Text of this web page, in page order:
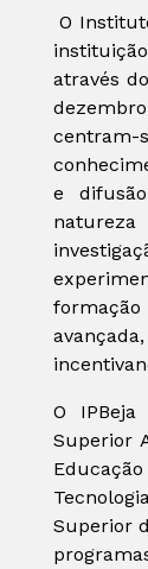
O
através
e
O
Superior
Superior